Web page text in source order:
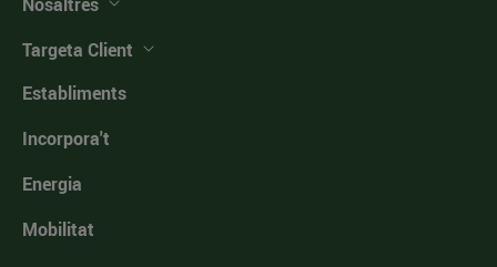
Targeta Client
Establiments
Incorpora't
Energia
Mobilitat